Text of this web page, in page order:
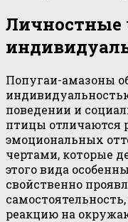
Личностные
Попугаи-амазоны
поведении и
птицы отличаются
эмоциональных
чертами, которые
этого вида
свойственно
реакцию на